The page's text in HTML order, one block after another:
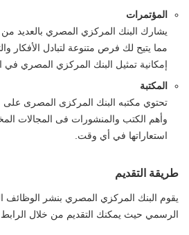
المؤتمرات
يشارك البنك المركزي المصري بالعديد من
مما يتيح لك فرص متنوعة لتبادل الأفكار
إمكانية تمثيل البنك المركزي المصري في
المكتبة
تحتوي مكتبه البنك المركزى المصرى
وأهم الكتب والمنشورات فى المجالات
استعاراتها في أي وقت.
طريقة التقديم
يقوم البنك المركزي المصري بنشر الوظائف
الرسمي حيث يمكنك التقديم من خلال الرابط